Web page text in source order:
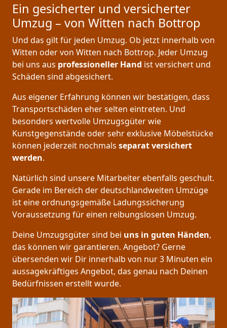
Ein gesicherter und versicherter
Umzug – von Witten nach Bottrop
Und das gilt für jeden Umzug. Ob jetzt innerhalb von
Witten oder von Witten nach Bottrop. Jeder Umzug
bei uns aus professioneller Hand ist versichert und
Schäden sind abgesichert.
Aus eigener Erfahrung können wir bestätigen, dass
Transportschäden eher selten eintreten. Und
besonders wertvolle Umzugsgüter wie
Kunstgegenstände oder sehr exklusive Möbelstücke
können jederzeit nochmals separat versichert
werden.
Natürlich sind unsere Mitarbeiter ebenfalls geschult.
Gerade im Bereich der deutschlandweiten Umzüge
ist eine ordnungsgemäße Ladungssicherung
Voraussetzung für einen reibungslosen Umzug.
Deine Umzugsgüter sind bei uns in guten Händen,
das können wir garantieren. Angebot? Gerne
übersenden wir Dir innerhalb von nur 3 Minuten ein
aussagekräftiges Angebot, das genau nach Deinen
Bedürfnissen erstellt wurde.